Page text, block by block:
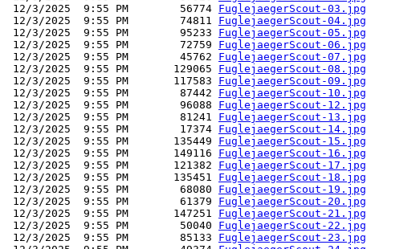
12/3/2025  9:55 PM        56774 FuglejaegerScout-03.jpg
12/3/2025  9:55 PM        74811 FuglejaegerScout-04.jpg
12/3/2025  9:55 PM        95233 FuglejaegerScout-05.jpg
12/3/2025  9:55 PM        72759 FuglejaegerScout-06.jpg
12/3/2025  9:55 PM        45762 FuglejaegerScout-07.jpg
12/3/2025  9:55 PM       129065 FuglejaegerScout-08.jpg
12/3/2025  9:55 PM       117583 FuglejaegerScout-09.jpg
12/3/2025  9:55 PM        87442 FuglejaegerScout-10.jpg
12/3/2025  9:55 PM        96088 FuglejaegerScout-12.jpg
12/3/2025  9:55 PM        81241 FuglejaegerScout-13.jpg
12/3/2025  9:55 PM        17374 FuglejaegerScout-14.jpg
12/3/2025  9:55 PM       135449 FuglejaegerScout-15.jpg
12/3/2025  9:55 PM       149116 FuglejaegerScout-16.jpg
12/3/2025  9:55 PM       121382 FuglejaegerScout-17.jpg
12/3/2025  9:55 PM       135451 FuglejaegerScout-18.jpg
12/3/2025  9:55 PM        68080 FuglejaegerScout-19.jpg
12/3/2025  9:55 PM        61379 FuglejaegerScout-20.jpg
12/3/2025  9:55 PM       147251 FuglejaegerScout-21.jpg
12/3/2025  9:55 PM        50040 FuglejaegerScout-22.jpg
12/3/2025  9:55 PM        85133 FuglejaegerScout-23.jpg